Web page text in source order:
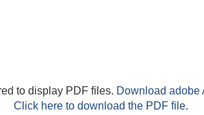
to display PDF files. Download adobe
Click here to download the PDF file.